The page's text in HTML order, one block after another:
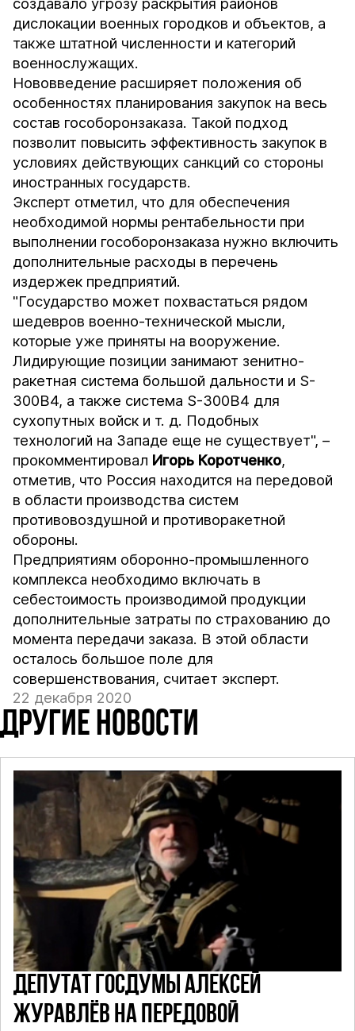
дислокации военных городков и объектов, а
также штатной численности и категорий
военнослужащих.
Нововведение расширяет положения об
особенностях планирования закупок на весь
состав гособоронзаказа. Такой подход
позволит повысить эффективность закупок в
условиях действующих санкций со стороны
иностранных государств.
Эксперт отметил, что для обеспечения
необходимой нормы рентабельности при
выполнении гособоронзаказа нужно включить
дополнительные расходы в перечень
издержек предприятий.
"Государство может похвастаться рядом
шедевров военно-технической мысли,
которые уже приняты на вооружение.
Лидирующие позиции занимают зенитно-
ракетная система большой дальности и S-
300B4, а также система S-300B4 для
сухопутных войск и т. д. Подобных
технологий на Западе еще не существует", –
прокомментировал Игорь Коротченко,
отметив, что Россия находится на передовой
в области производства систем
противовоздушной и противоракетной
обороны.
Предприятиям оборонно-промышленного
комплекса необходимо включать в
себестоимость производимой продукции
дополнительные затраты по страхованию до
момента передачи заказа. В этой области
осталось большое поле для
совершенствования, считает эксперт.
22 декабря 2020
ДРУГИЕ НОВОСТИ
ДЕПУТАТ ГОСДУМЫ АЛЕКСЕЙ
ЖУРАВЛЁВ НА ПЕРЕДОВОЙ